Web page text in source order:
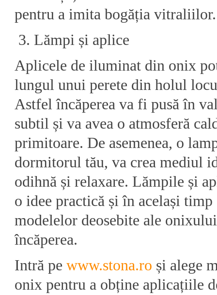
pentru a imita bogăția vitraliilor.
Lămpi și aplice
Aplicele de iluminat din onix
lungul unui perete din holul
Astfel încăperea va fi pusă în
subtil și va avea o atmosferă
primitoare. De asemenea, o
dormitorul tău, va crea mediul
odihnă și relaxare. Lămpile și
o idee practică și în același
modelelor deosebite ale
încăperea.
Intră pe www.stona.ro și alege
onix pentru a obține aplicațiile